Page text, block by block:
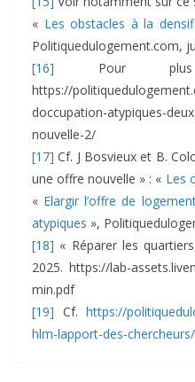
« Les obstacles à la
Politiquedulogement.com,
[16] Pour plus
https://
doccupation-atypiques-
nouvelle-2/
[17] Cf. J Bosvieux et B.
une offre nouvelle » : « Les
« Elargir l’offre de
atypiques »,
[18] « Réparer les
2025. https://lab-
min.pdf
[19] Cf. https://
hlm-lapport-des-chercheurs/